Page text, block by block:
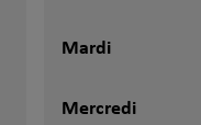
Mardi
Mercredi